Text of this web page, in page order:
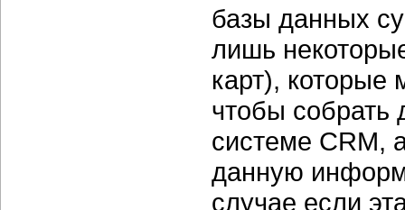
базы данных
лишь
карт), которые
чтобы собрать
системе CRM,
данную
случае если